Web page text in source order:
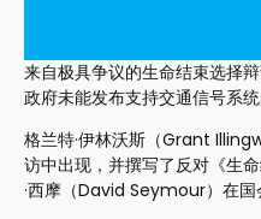
来自极具争议的生命结束选择
政府未能发布支持交通信号系统
格兰特·伊林沃斯（Grant
访中出现，并撰写了反对《生
·西摩（David Seymour）在国